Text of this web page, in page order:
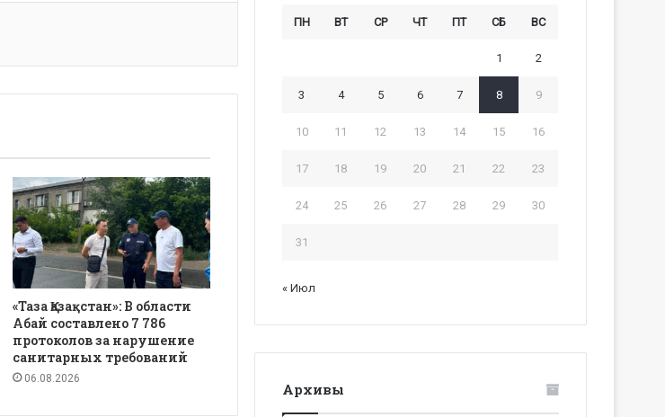
«Таза Қазақстан»: В области
Абай составлено 7 786
протоколов за нарушение
санитарных требований
06.08.2026
ПН ВТ СР ЧТ ПТ СБ ВС
1 2
3 4 5 6 7 8 9
10 11 12 13 14 15 16
17 18 19 20 21 22 23
24 25 26 27 28 29 30
31
« Июл
Архивы